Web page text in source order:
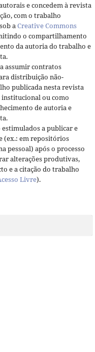
e concedem à revista
com o trabalho
aCreative Commons
o compartilhamento
da autoria do trabalho e
assumir contratos
distribuição não-
publicada nesta revista
ou como
de autoria e
a publicar e
(ex.: em repositórios
pessoal) após o processo
alterações produtivas,
e a citação do trabalho
Livre).